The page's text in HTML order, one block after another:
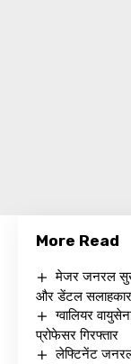
More Read
मेजर जनरल
और डेंटल सलाहकार
ग्वालियर
प्रोफेसर गिरफ्तार
लेफ्टिनेंट जनरल